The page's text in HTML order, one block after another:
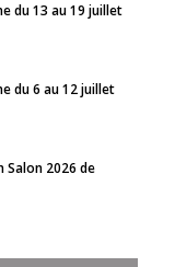
du 13 au 19 juillet
du 6 au 12 juillet
2026 de